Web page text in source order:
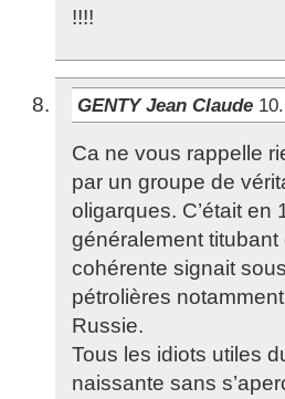
!!!!
GENTY Jean Claude
Ca ne vous rappelle
par un groupe de
oligarques. C’était
généralement
cohérente signait
pétrolières
Russie.
Tous les idiots utiles
naissante sans